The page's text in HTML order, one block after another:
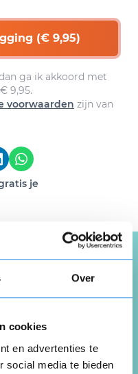
Over
cookies
en advertenties te
social media te bieden
(€ 9,95)
ga ik akkoord met
9,95.
voorwaarden zijn van
je
over
van